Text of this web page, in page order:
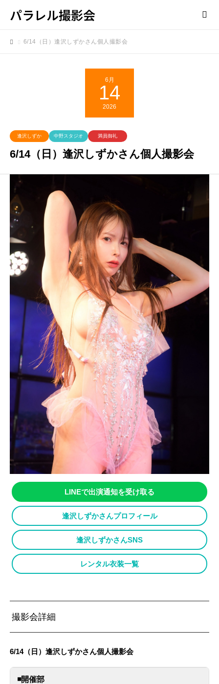
パラレル撮影会
6/14（日）逢沢しずかさん個人撮影会
6月
14
2026
逢沢しずか 中野スタジオ 満員御礼
6/14（日）逢沢しずかさん個人撮影会
LINEで出演通知を受け取る
逢沢しずかさんプロフィール
逢沢しずかさんSNS
レンタル衣装一覧
撮影会詳細
6/14（日）逢沢しずかさん個人撮影会
◾️開催部